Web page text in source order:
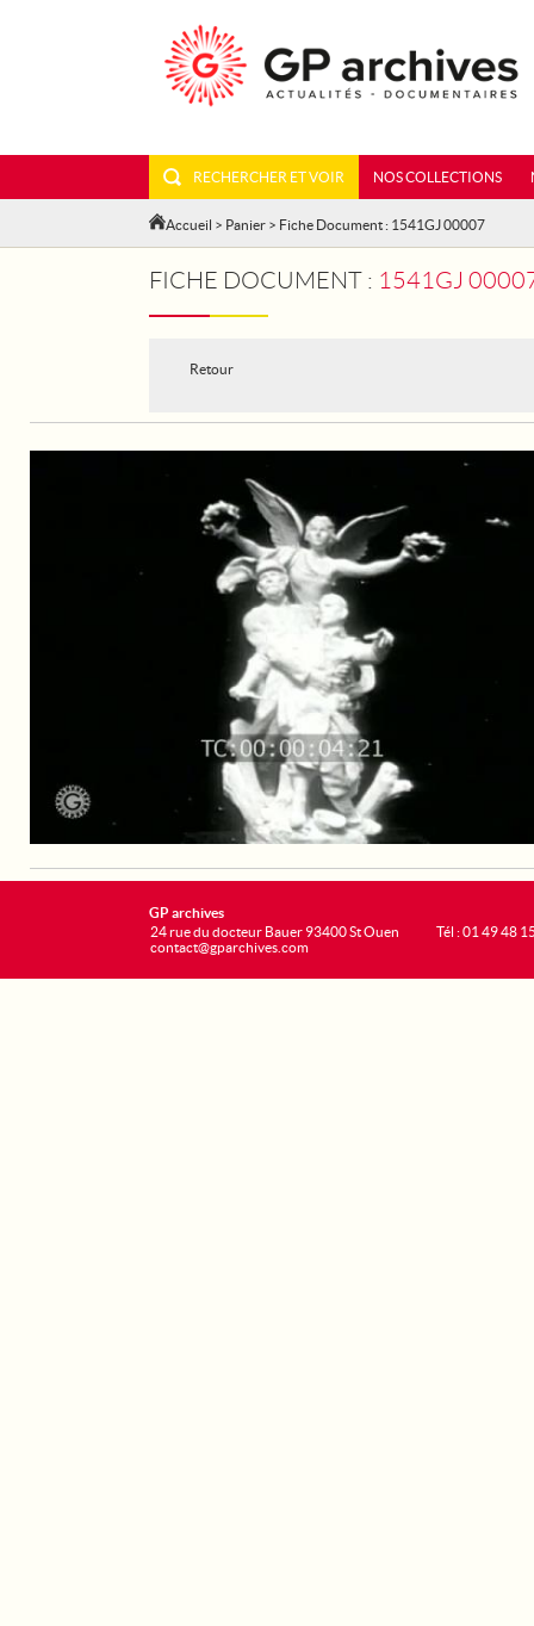
RECHERCHER ET VOIR NOS COLLECTIONS
Accueil > Panier > Fiche Document : 1541GJ 00007
FICHE DOCUMENT : 1541GJ 00007 -
Retour
GP archives
24 rue du docteur Bauer 93400 St Ouen
contact@gparchives.com
Tél : 01 49 48